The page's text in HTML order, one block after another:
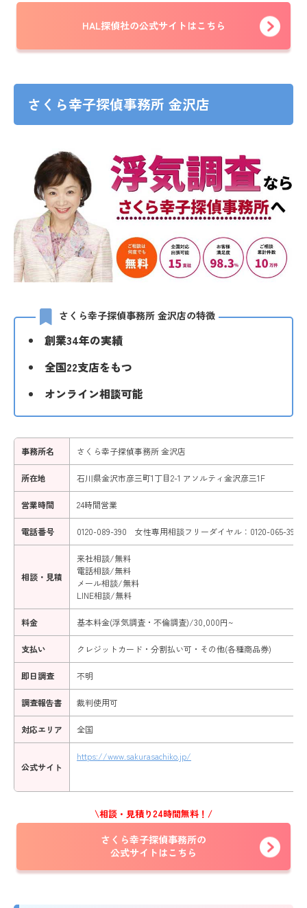
HAL探偵社の公式サイトはこちら
さくら幸子探偵事務所 金沢店
さくら幸子探偵事務所 金沢店の特徴
創業34年の実績
全国22支店をもつ
オンライン相談可能
事務所名 さくら幸子探偵事務所 金沢店
所在地 石川県金沢市彦三町1丁目2-1 アソルティ金沢彦三1F
営業時間 24時間営業
電話番号 0120-089-390 女性専用相談フリーダイヤル：0120-065-390
相談・見積
来社相談/無料
電話相談/無料
メール相談/無料
LINE相談/無料
料金 基本料金(浮気調査・不倫調査)/30,000円~
支払い クレジットカード・分割払い可・その他(各種商品券)
即日調査 不明
調査報告書 裁判使用可
対応エリア 全国
公式サイト
https://www.sakurasachiko.jp/
\相談・見積り24時間無料！/
さくら幸子探偵事務所の
公式サイトはこちら